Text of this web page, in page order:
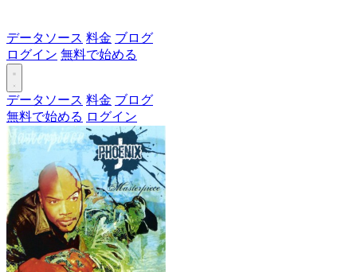
データソース 料金 ブログ
ログイン 無料で始める
データソース 料金 ブログ
無料で始める ログイン